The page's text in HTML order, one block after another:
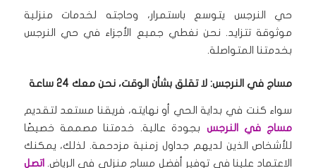
حي النرجس يتوسع باستمرار، وحاجته لخدمات منزلية
موثوقة تتزايد. نحن نغطي جميع الأجزاء في حي النرجس
بخدمتنا المتواصلة.
مساج في النرجس: لا تقلق بشأن الوقت، نحن معك 24 ساعة
سواء كنت في بداية الحي أو نهايته، فريقنا مستعد لتقديم
مساج في النرجس بجودة عالية. خدمتنا مصممة خصيصًا
للأشخاص الذين لديهم جداول زمنية مزدحمة. لذلك، يمكنك
الاعتماد علينا في توفير أفضل مساج منزلي في الرياض. اتصل